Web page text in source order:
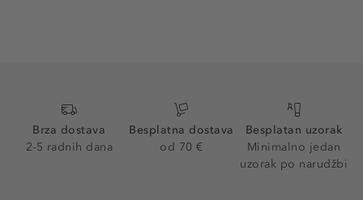
Brza dostava
2-5 radnih dana
Besplatna dostava
od 70 €
Besplatan uzorak
Minimalno jedan
uzorak po narudžbi